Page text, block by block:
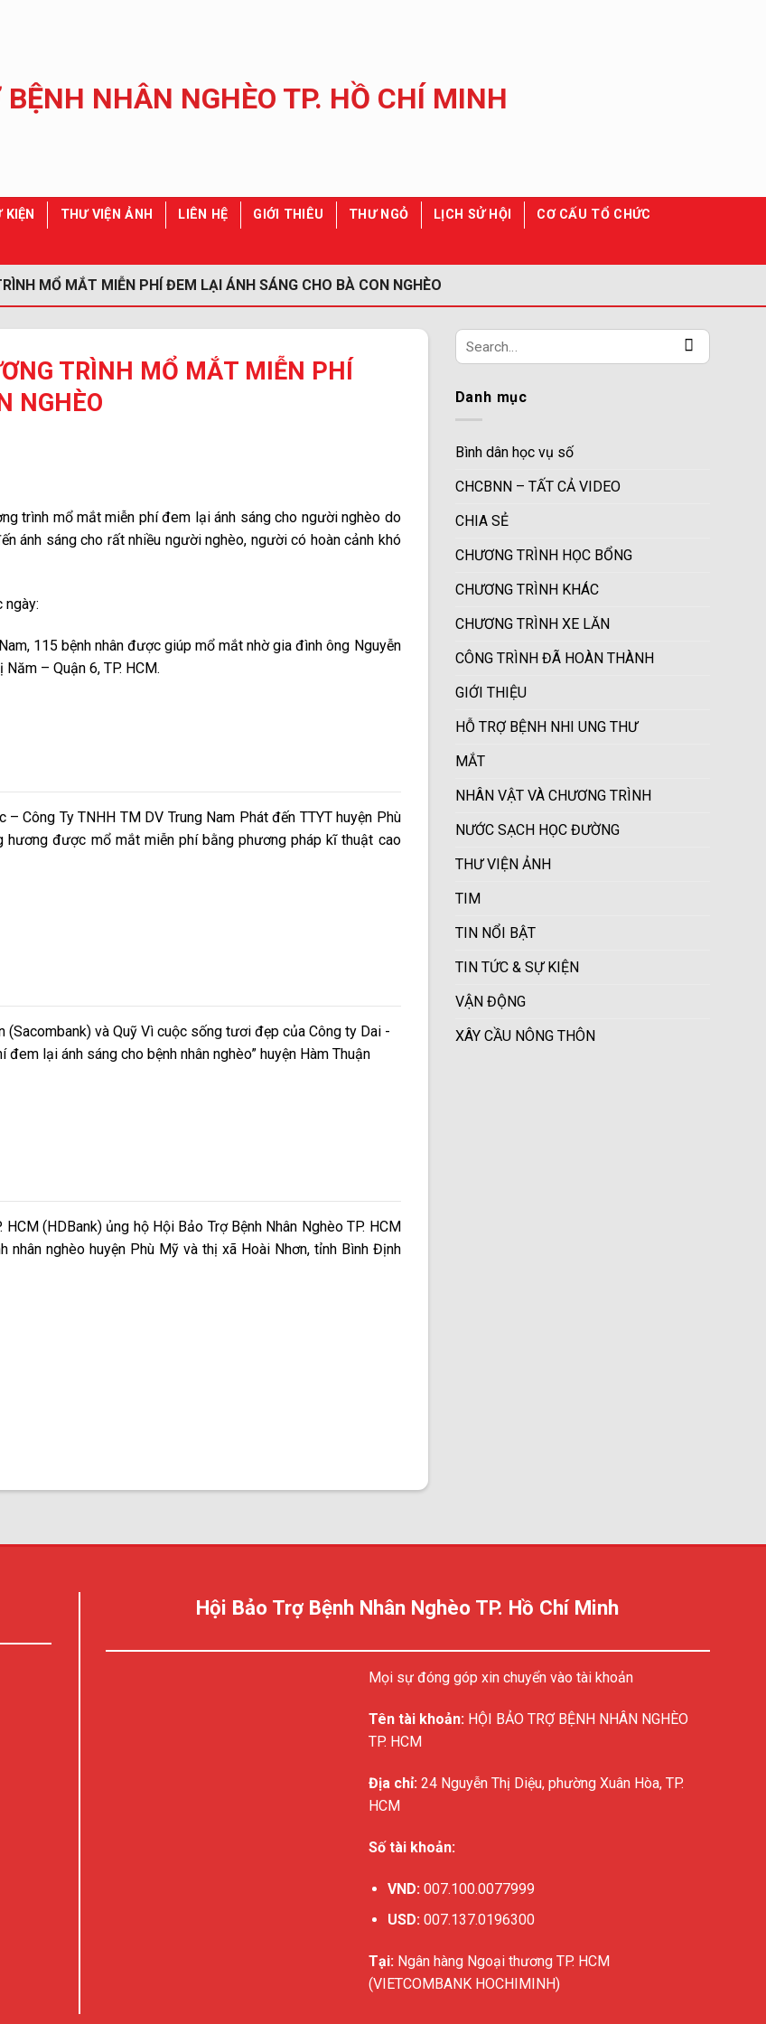
THƯ VIỆN ẢNH LIÊN HỆ GIỚI THIÊU THƯ NGỎ LỊCH SỬ HỘI CƠ CẤU TỔ CHỨC
MỔ MẮT MIỄN PHÍ ĐEM LẠI ÁNH SÁNG CHO BÀ CON NGHÈO
TRÌNH MỔ MẮT MIỄN PHÍ
NGHÈO
trình mổ mắt miễn phí đem lại ánh sáng cho người nghèo do
ánh sáng cho rất nhiều người nghèo, người có hoàn cảnh khó
ngày:
115 bệnh nhân được giúp mổ mắt nhờ gia đình ông Nguyễn
– Quận 6, TP. HCM.
– Công Ty TNHH TM DV Trung Nam Phát đến TTYT huyện Phù
được mổ mắt miễn phí bằng phương pháp kĩ thuật cao
(Sacombank) và Quỹ Vì cuộc sống tươi đẹp của Công ty Dai -
lại ánh sáng cho bệnh nhân nghèo” huyện Hàm Thuận
(HDBank) ủng hộ Hội Bảo Trợ Bệnh Nhân Nghèo TP. HCM
nghèo huyện Phù Mỹ và thị xã Hoài Nhơn, tỉnh Bình Định
Danh mục
Bình dân học vụ số
CHCBNN – TẤT CẢ VIDEO
CHIA SẺ
CHƯƠNG TRÌNH HỌC BỔNG
CHƯƠNG TRÌNH KHÁC
CHƯƠNG TRÌNH XE LĂN
CÔNG TRÌNH ĐÃ HOÀN THÀNH
GIỚI THIỆU
HỖ TRỢ BỆNH NHI UNG THƯ
MẮT
NHÂN VẬT VÀ CHƯƠNG TRÌNH
NƯỚC SẠCH HỌC ĐƯỜNG
THƯ VIỆN ẢNH
TIM
TIN NỔI BẬT
TIN TỨC & SỰ KIỆN
VẬN ĐỘNG
XÂY CẦU NÔNG THÔN
Hội Bảo Trợ Bệnh Nhân Nghèo TP. Hồ Chí Minh
Mọi sự đóng góp xin chuyển vào tài khoản
Tên tài khoản: HỘI BẢO TRỢ BỆNH NHÂN NGHÈO
TP. HCM
Địa chỉ: 24 Nguyễn Thị Diệu, phường Xuân Hòa, TP.
HCM
Số tài khoản:
VND: 007.100.0077999
USD: 007.137.0196300
Tại: Ngân hàng Ngoại thương TP. HCM
(VIETCOMBANK HOCHIMINH)